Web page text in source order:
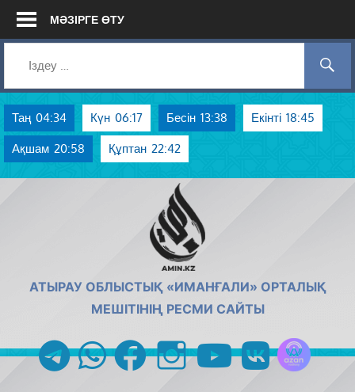
Skip
МӘЗІРГЕ ӨТУ
Таң 04:34 Күн 06:17 Бесін 13:38 Екінті 18:45
Ақшам 20:58 Құптан 22:42
АТЫРАУ ОБЛЫСТЫҚ «ИМАНҒАЛИ» ОРТАЛЫҚ
МЕШІТІНІҢ РЕСМИ САЙТЫ
telegramwhatsappfacebookinstagramyoutubevk